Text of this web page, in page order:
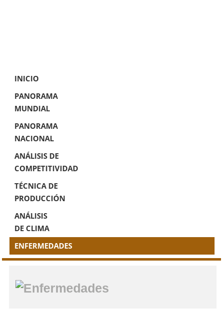
INICIO
PANORAMA
MUNDIAL
PANORAMA
NACIONAL
ANÁLISIS DE
COMPETITIVIDAD
TÉCNICA DE
PRODUCCIÓN
ANÁLISIS
DE CLIMA
ENFERMEDADES
Enfermedades